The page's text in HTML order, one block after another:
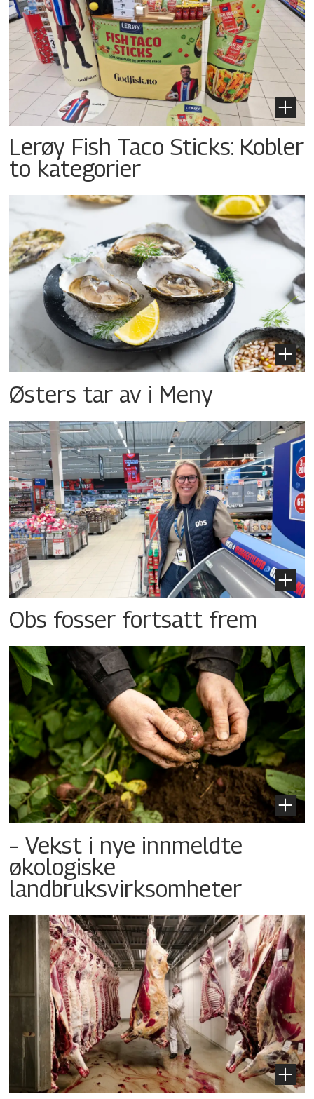
Lerøy Fish Taco Sticks: Kobler
to kategorier
Østers tar av i Meny
Obs fosser fortsatt frem
– Vekst i nye innmeldte
økologiske
landbruksvirksomheter